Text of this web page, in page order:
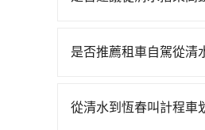
搭乘。假設從台中市清
3,600元後，抵達屏東
是否推薦租車自駕從清
通運。一般租車以天
從清水到恆春叫計程車